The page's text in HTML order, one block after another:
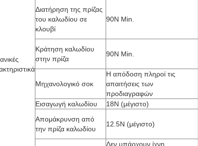
Διατήρηση της πρίζας
του καλωδίου σε
κλουβί
90N Min.
Κράτηση καλωδίου
στην πρίζα
90N Min.
Μηχανολογικό σοκ
Η απόδοση πληροί τις
απαιτήσεις των
προδιαγραφών
Εισαγωγή καλωδίου 18N (μέγιστο)
Απομάκρυνση από
την πρίζα καλωδίου
12.5N (μέγιστο)
Δεν υπάρχουν ίχνη